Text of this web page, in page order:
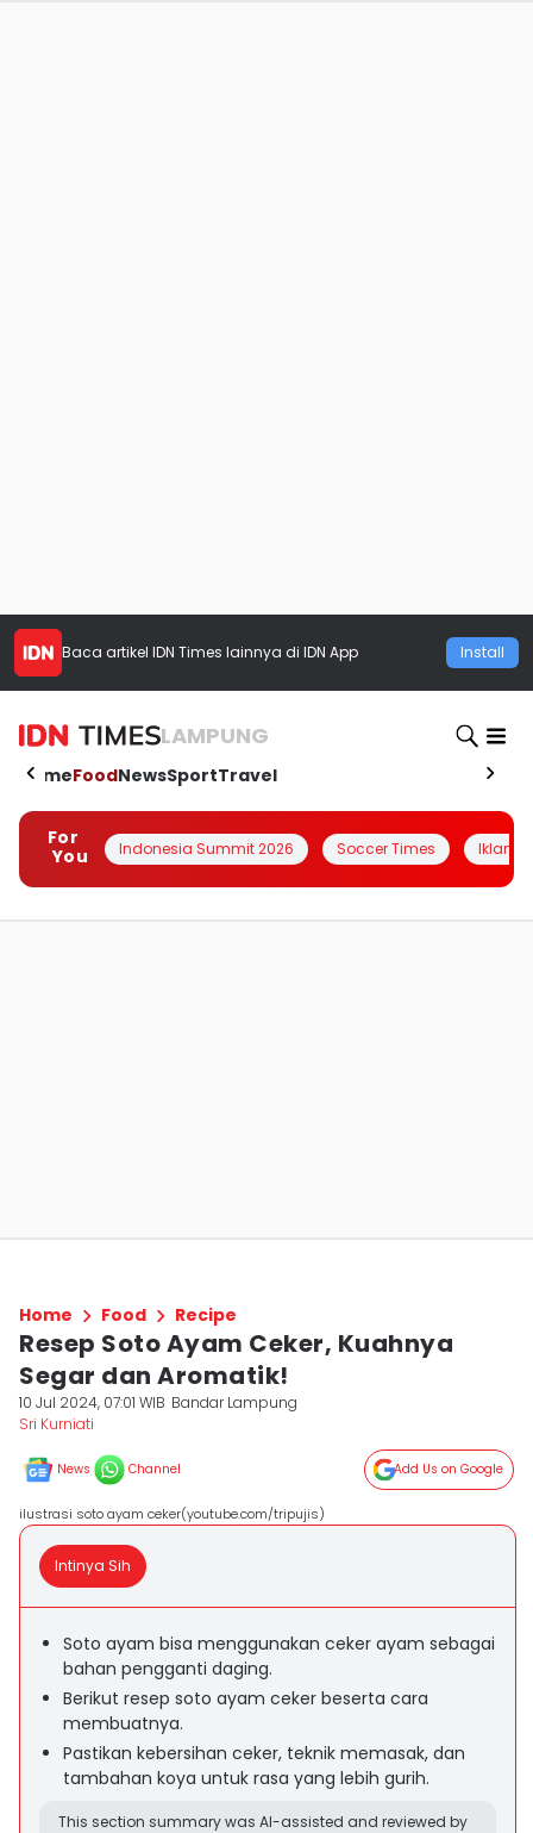
Baca artikel IDN Times lainnya di IDN App Install
LAMPUNG
HomeFoodNewsSportTravel
For
You
Indonesia Summit 2026 Soccer Times Iklanin
Home Food Recipe
Resep Soto Ayam Ceker, Kuahnya
Segar dan Aromatik!
10 Jul 2024, 07:01 WIB Bandar Lampung
Sri Kurniati
News Channel Add Us on Google
ilustrasi soto ayam ceker(youtube.com/tripujis)
Intinya Sih
Soto ayam bisa menggunakan ceker ayam sebagai
bahan pengganti daging.
Berikut resep soto ayam ceker beserta cara
membuatnya.
Pastikan kebersihan ceker, teknik memasak, dan
tambahan koya untuk rasa yang lebih gurih.
This section summary was AI-assisted and reviewed by